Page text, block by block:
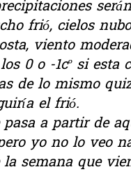
frió, cielos
viento
0 o -1cº si esta
de lo mismo
el frió.
pasa a partir de
yo no lo veo
semana que